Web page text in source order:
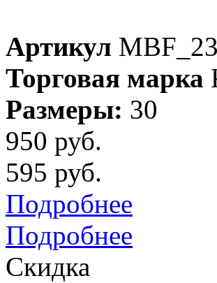
Артикул
Торговая марка
Размеры: 30
950 руб.
595 руб.
Подробнее
Подробнее
Скидка